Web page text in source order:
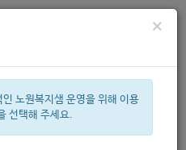
×
노원복지샘 운영을 위해 이용
선택해 주세요.